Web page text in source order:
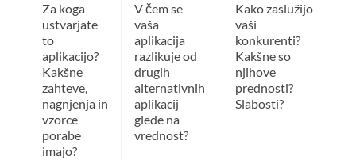
Za koga
ustvarjate
to
aplikacijo?
Kakšne
zahteve,
nagnjenja in
vzorce
porabe
imajo?
V čem se
vaša
aplikacija
razlikuje od
drugih
alternativnih
aplikacij
glede na
vrednost?
Kako zaslužijo
vaši
konkurenti?
Kakšne so
njihove
prednosti?
Slabosti?